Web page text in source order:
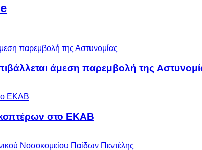
άμεση παρεμβολή της
στο ΕΚΑΒ